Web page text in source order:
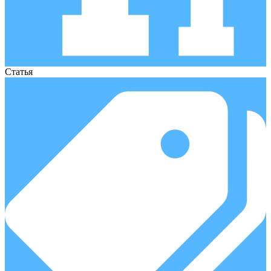
Статья